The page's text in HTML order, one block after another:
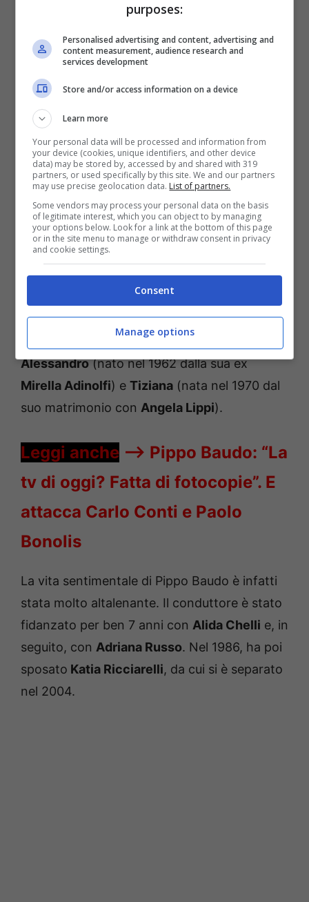
durante il lockdown, lo stesso ha dichiarato di
modo da evitare totalmente ilcontagio .
La vita privata di Pippo
Baudo
Il noto conduttore ha avuto due figli:
Alessandro(nato nel 1962 dalla sua ex
Mirella Adinolfi) e Tiziana (nata nel 1970 dal
suo matrimonio con Angela Lippi).
Leggi anche —-> Pippo Baudo: “La
tv di oggi? Fatta di fotocopie”. E
attacca Carlo Conti e Paolo
Bonolis
La vita sentimentale di Pippo Baudo è infatti
stata molto altalenante. Il conduttore è stato
fidanzato per ben 7 anni con Alida Chelli e, in
seguito, con Adriana Russo. Nel 1986, ha poi
sposato Katia Ricciarelli, da cui si è separato
nel 2004.
purposes:
Personalised advertising and content, advertising and
content measurement, audience research and
services development
Store and/or access information on a device
Learn more
Your personal data will be processed and information from
your device (cookies, unique identifiers, and other device
data) may be stored by, accessed by and shared with 319
partners, or used specifically by this site. We and our partners
may use precise geolocation data. List of partners.
Some vendors may process your personal data on the basis
of legitimate interest, which you can object to by managing
your options below. Look for a link at the bottom of this page
or in the site menu to manage or withdraw consent in privacy
and cookie settings.
Consent
Manage options